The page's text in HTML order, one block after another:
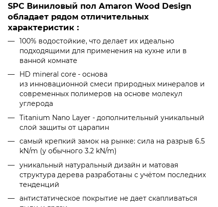
SPC Виниловый пол Amaron Wood Design
обладает рядом отличительных
характеристик :
100% водостойкие, что делает их идеально
подходящими для применения на кухне или в
ванной комнате
HD mineral core - основа
из инновационной смеси природных минералов и
современных полимеров на основе молекул
углерода
Titanium Nano Layer - дополнительный уникальный
слой защиты от царапин
самый крепкий замок на рынке: сила на разрыв 6.5
kN/m (у обычного 3.2 kN/m)
уникальный натуральный дизайн и матовая
структура дерева разработаны с учётом последних
тенденций
антистатическое покрытие не дает скапливаться